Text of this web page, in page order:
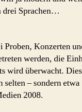
drei Sprachen…
Proben, Konzerten
werden, die
wird überwacht.
selten – sondern
2008.